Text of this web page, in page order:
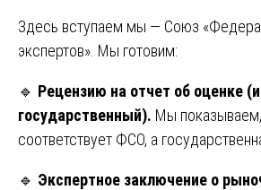
Здесь вступаем мы — Союз
экспертов». Мы готовим:
🔹 Рецензию на отчет об оценке
государственный). Мы
соответствует ФСО, а
🔹 Экспертное заключение о